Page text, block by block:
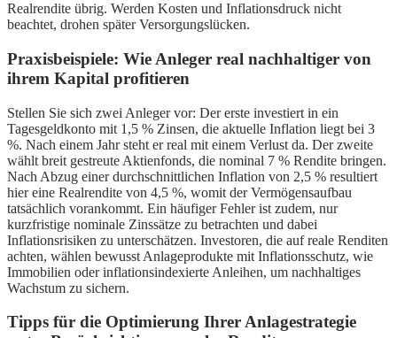
Realrendite übrig. Werden Kosten und Inflationsdruck nicht
beachtet, drohen später Versorgungslücken.
Praxisbeispiele: Wie Anleger real nachhaltiger von
ihrem Kapital profitieren
Stellen Sie sich zwei Anleger vor: Der erste investiert in ein
Tagesgeldkonto mit 1,5 % Zinsen, die aktuelle Inflation liegt bei 3
%. Nach einem Jahr steht er real mit einem Verlust da. Der zweite
wählt breit gestreute Aktienfonds, die nominal 7 % Rendite bringen.
Nach Abzug einer durchschnittlichen Inflation von 2,5 % resultiert
hier eine Realrendite von 4,5 %, womit der Vermögensaufbau
tatsächlich vorankommt. Ein häufiger Fehler ist zudem, nur
kurzfristige nominale Zinssätze zu betrachten und dabei
Inflationsrisiken zu unterschätzen. Investoren, die auf reale Renditen
achten, wählen bewusst Anlageprodukte mit Inflationsschutz, wie
Immobilien oder inflationsindexierte Anleihen, um nachhaltiges
Wachstum zu sichern.
Tipps für die Optimierung Ihrer Anlagestrategie